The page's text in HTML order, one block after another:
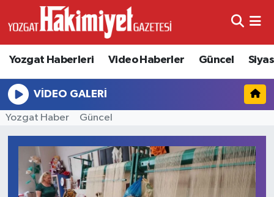
Yozgat Haberleri Video Haberler Güncel
VIDEO GALERI
Yozgat Haber Güncel